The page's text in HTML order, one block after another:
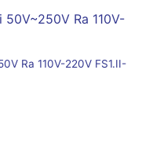
Ra 110V-220V FS1.II-